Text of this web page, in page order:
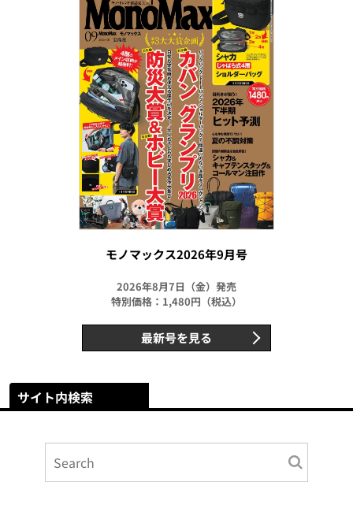
モノマックス2026年9月号
2026年8月7日（金）発売
特別価格：1,480円（税込）
最新号を見る
サイト内検索